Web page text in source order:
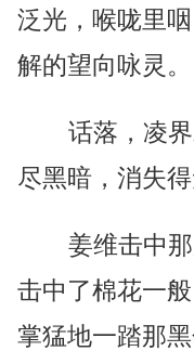
泛光，喉咙里
解的望向咏灵。
话落，凌
尽黑暗，消失
姜维击中
击中了棉花一
掌猛地一踏那